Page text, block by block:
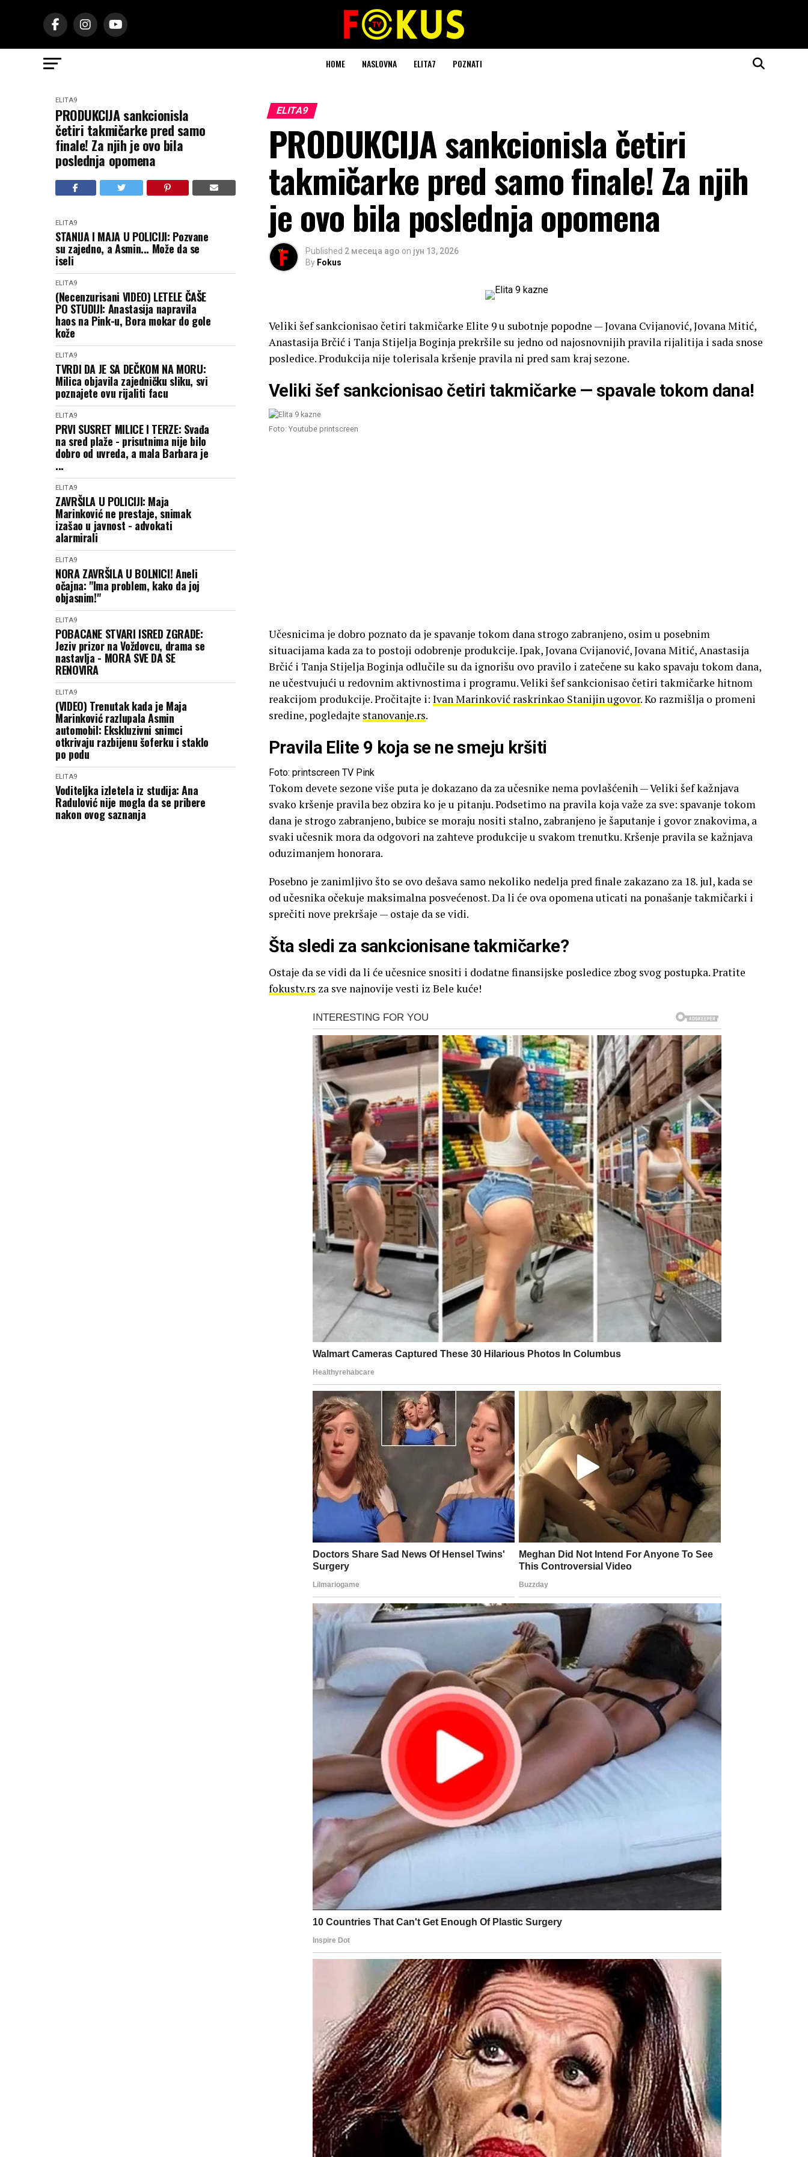
HOME NASLOVNA ELITA7 POZNATI
ELITA9
PRODUKCIJA sankcionisla
četiri takmičarke pred samo
finale! Za njih je ovo bila
poslednja opomena
ELITA9
STANIJA I MAJA U POLICIJI: Pozvane
su zajedno, a Asmin... Može da se
iseli
ELITA9
(Necenzurisani VIDEO) LETELE ČAŠE
PO STUDIJI: Anastasija napravila
haos na Pink-u, Bora mokar do gole
kože
ELITA9
TVRDI DA JE SA DEČKOM NA MORU:
Milica objavila zajedničku sliku, svi
poznajete ovu rijaliti facu
ELITA9
PRVI SUSRET MILICE I TERZE: Svađa
na sred plaže - prisutnima nije bilo
dobro od uvreda, a mala Barbara je
...
ELITA9
ZAVRŠILA U POLICIJI: Maja
Marinković ne prestaje, snimak
izašao u javnost - advokati
alarmirali
ELITA9
NORA ZAVRŠILA U BOLNICI! Aneli
očajna: "Ima problem, kako da joj
objasnim!"
ELITA9
POBACANE STVARI ISRED ZGRADE:
Jeziv prizor na Voždovcu, drama se
nastavlja - MORA SVE DA SE
RENOVIRA
ELITA9
(VIDEO) Trenutak kada je Maja
Marinković razlupala Asmin
automobil: Ekskluzivni snimci
otkrivaju razbijenu šoferku i staklo
po podu
ELITA9
Voditeljka izletela iz studija: Ana
Radulović nije mogla da se pribere
nakon ovog saznanja
ELITA9
PRODUKCIJA sankcionisla četiri
takmičarke pred samo finale! Za njih
je ovo bila poslednja opomena
Published 2 месеца ago on јун 13, 2026
By Fokus
Veliki šef sankcionisao četiri takmičarke Elite 9 u subotnje popodne — Jovana Cvijanović, Jovana Mitić,
Anastasija Brčić i Tanja Stijelja Boginja prekršile su jedno od najosnovnijih pravila rijalitija i sada snose
posledice. Produkcija nije tolerisala kršenje pravila ni pred sam kraj sezone.
Veliki šef sankcionisao četiri takmičarke — spavale tokom dana!
Foto: Youtube printscreen
Učesnicima je dobro poznato da je spavanje tokom dana strogo zabranjeno, osim u posebnim
situacijama kada za to postoji odobrenje produkcije. Ipak, Jovana Cvijanović, Jovana Mitić, Anastasija
Brčić i Tanja Stijelja Boginja odlučile su da ignorišu ovo pravilo i zatečene su kako spavaju tokom dana,
ne učestvujući u redovnim aktivnostima i programu. Veliki šef sankcionisao četiri takmičarke hitnom
reakcijom produkcije. Pročitajte i: Ivan Marinković raskrinkao Stanijin ugovor. Ko razmišlja o promeni
sredine, pogledajte stanovanje.rs.
Pravila Elite 9 koja se ne smeju kršiti
Foto: printscreen TV Pink
Tokom devete sezone više puta je dokazano da za učesnike nema povlašćenih — Veliki šef kažnjava
svako kršenje pravila bez obzira ko je u pitanju. Podsetimo na pravila koja važe za sve: spavanje tokom
dana je strogo zabranjeno, bubice se moraju nositi stalno, zabranjeno je šaputanje i govor znakovima, a
svaki učesnik mora da odgovori na zahteve produkcije u svakom trenutku. Kršenje pravila se kažnjava
oduzimanjem honorara.
Posebno je zanimljivo što se ovo dešava samo nekoliko nedelja pred finale zakazano za 18. jul, kada se
od učesnika očekuje maksimalna posvećenost. Da li će ova opomena uticati na ponašanje takmičarki i
sprečiti nove prekršaje — ostaje da se vidi.
Šta sledi za sankcionisane takmičarke?
Ostaje da se vidi da li će učesnice snositi i dodatne finansijske posledice zbog svog postupka. Pratite
fokustv.rs za sve najnovije vesti iz Bele kuće!